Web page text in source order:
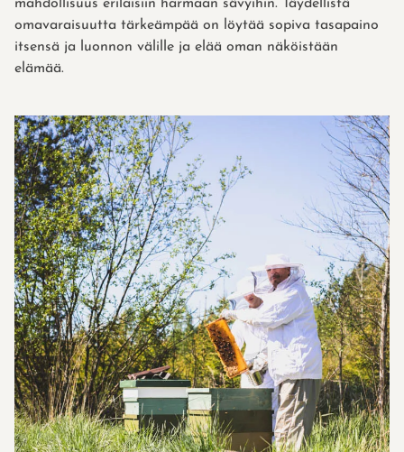
mahdollisuus erilaisiin harmaan sävyihin. Täydellistä
omavaraisuutta tärkeämpää on löytää sopiva tasapaino
itsensä ja luonnon välille ja elää oman näköistään
elämää.